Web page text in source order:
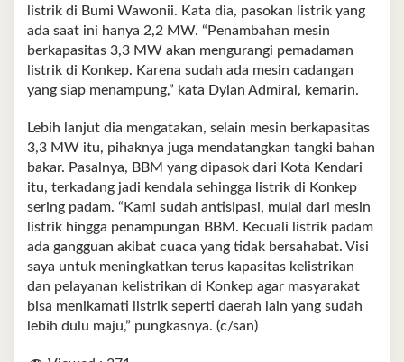
listrik di Bumi Wawonii. Kata dia, pasokan listrik yang
ada saat ini hanya 2,2 MW. “Penambahan mesin
berkapasitas 3,3 MW akan mengurangi pemadaman
listrik di Konkep. Karena sudah ada mesin cadangan
yang siap menampung,” kata Dylan Admiral, kemarin.
Lebih lanjut dia mengatakan, selain mesin berkapasitas
3,3 MW itu, pihaknya juga mendatangkan tangki bahan
bakar. Pasalnya, BBM yang dipasok dari Kota Kendari
itu, terkadang jadi kendala sehingga listrik di Konkep
sering padam. “Kami sudah antisipasi, mulai dari mesin
listrik hingga penampungan BBM. Kecuali listrik padam
ada gangguan akibat cuaca yang tidak bersahabat. Visi
saya untuk meningkatkan terus kapasitas kelistrikan
dan pelayanan kelistrikan di Konkep agar masyarakat
bisa menikamati listrik seperti daerah lain yang sudah
lebih dulu maju,” pungkasnya. (c/san)